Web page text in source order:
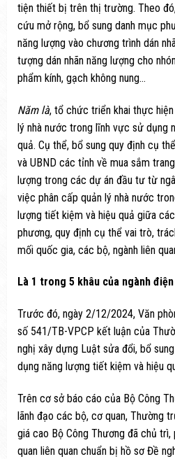
tiện thiết bị trên thị trường. Theo
cứu mở rộng, bổ sung danh mục
năng lượng vào chương trình dán
tượng dán nhãn năng lượng cho
phẩm kính, gạch không nung…
Năm là, tổ chức triển khai thực
lý nhà nước trong lĩnh vực sử dụng
quả. Cụ thể, bổ sung quy định cụ
và UBND các tỉnh về mua sắm
lượng trong các dự án đầu tư từ
việc phân cấp quản lý nhà nước
lượng tiết kiệm và hiệu quả giữa
phương, quy định cụ thể vai trò,
mối quốc gia, các bộ, ngành liên
Là 1 trong 5 khâu của ngành điện
Trước đó, ngày 2/12/2024, Văn
số 541/TB-VPCP kết luận của
nghị xây dựng Luật sửa đổi, bổ
dụng năng lượng tiết kiệm và hiệu
Trên cơ sở báo cáo của Bộ Công
lãnh đạo các bộ, cơ quan, Thường
giá cao Bộ Công Thương đã chủ
quan liên quan chuẩn bị hồ sơ Đề